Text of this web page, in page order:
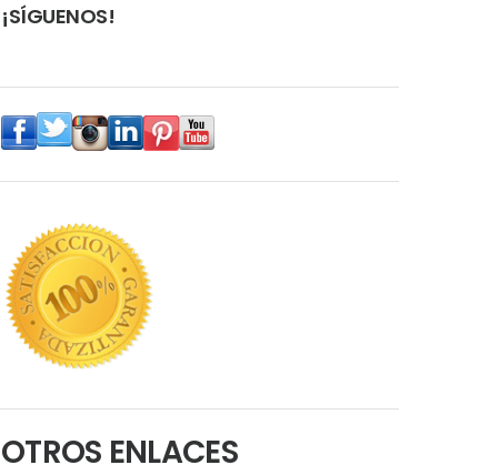
¡SÍGUENOS!
OTROS ENLACES